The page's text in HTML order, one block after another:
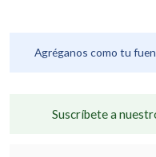
Agréganos como tu
Suscríbete a